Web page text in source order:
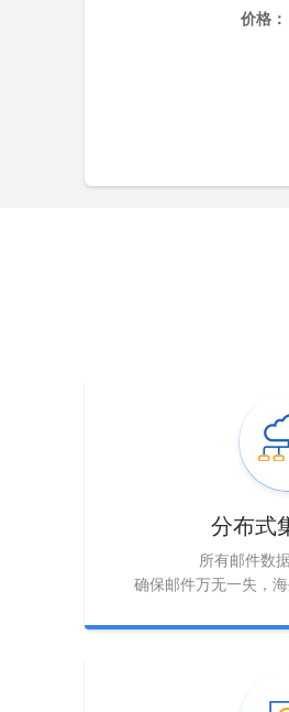
价格：
分布式
所有邮件数
确保邮件万无一失，